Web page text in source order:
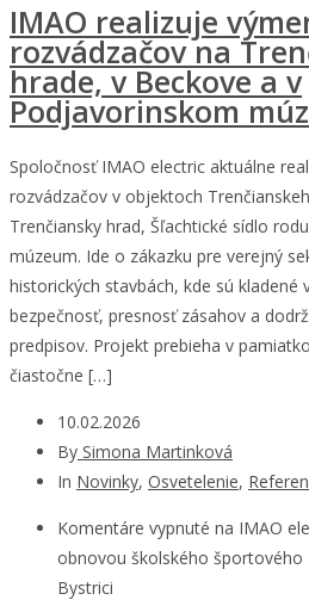
IMAO realizuje
rozvádzačov na
hrade, v Beckove a v
Podjavorinskom
Spoločnosť IMAO electric aktuálne
rozvádzačov v objektoch
Trenčiansky hrad, Šľachtické sídlo
múzeum. Ide o zákazku pre verejný
historických stavbách, kde sú kladené
bezpečnosť, presnosť zásahov a
predpisov. Projekt prebieha v
čiastočne […]
10.02.2026
By Simona Martinková
In Novinky, Osvetelenie,
Komentáre vypnuté na IMAO
obnovou školského športového
Bystrici